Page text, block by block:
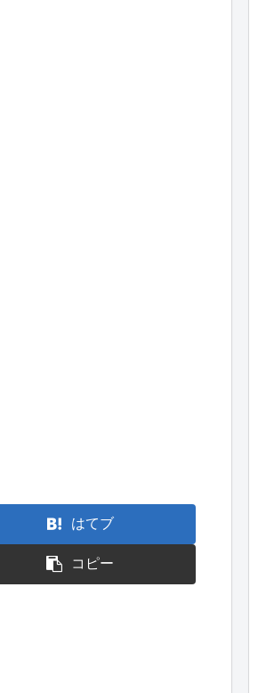
はてブ
コピー